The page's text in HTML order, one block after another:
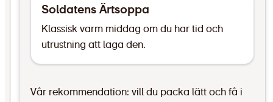
Soldatens Ärtsoppa
Klassisk varm middag om du har tid och
utrustning att laga den.
Vår rekommendation: vill du packa lätt och få i